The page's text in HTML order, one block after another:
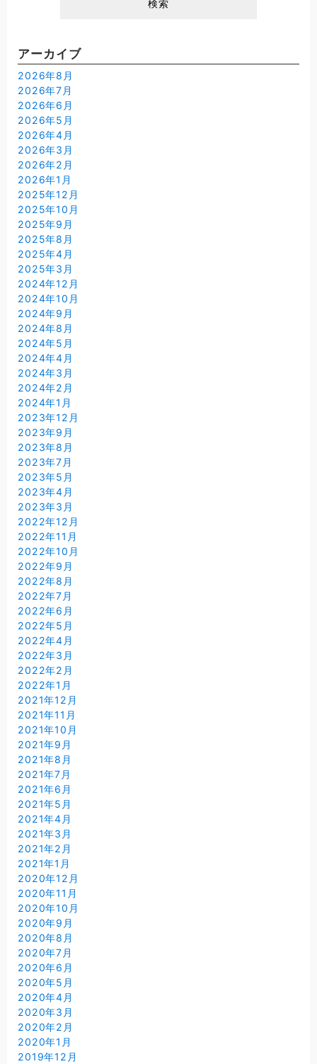
アーカイブ
2026年8月
2026年7月
2026年6月
2026年5月
2026年4月
2026年3月
2026年2月
2026年1月
2025年12月
2025年10月
2025年9月
2025年8月
2025年4月
2025年3月
2024年12月
2024年10月
2024年9月
2024年8月
2024年5月
2024年4月
2024年3月
2024年2月
2024年1月
2023年12月
2023年9月
2023年8月
2023年7月
2023年5月
2023年4月
2023年3月
2022年12月
2022年11月
2022年10月
2022年9月
2022年8月
2022年7月
2022年6月
2022年5月
2022年4月
2022年3月
2022年2月
2022年1月
2021年12月
2021年11月
2021年10月
2021年9月
2021年8月
2021年7月
2021年6月
2021年5月
2021年4月
2021年3月
2021年2月
2021年1月
2020年12月
2020年11月
2020年10月
2020年9月
2020年8月
2020年7月
2020年6月
2020年5月
2020年4月
2020年3月
2020年2月
2020年1月
2019年12月